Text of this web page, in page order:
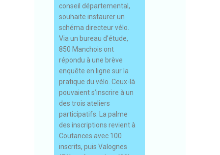
conseil départemental,
souhaite instaurer un
schéma directeur vélo.
Via un bureau d’étude,
850 Manchois ont
répondu à une brève
enquête en ligne sur la
pratique du vélo. Ceux-là
pouvaient s’inscrire à un
des trois ateliers
participatifs. La palme
des inscriptions revient à
Coutances avec 100
inscrits, puis Valognes